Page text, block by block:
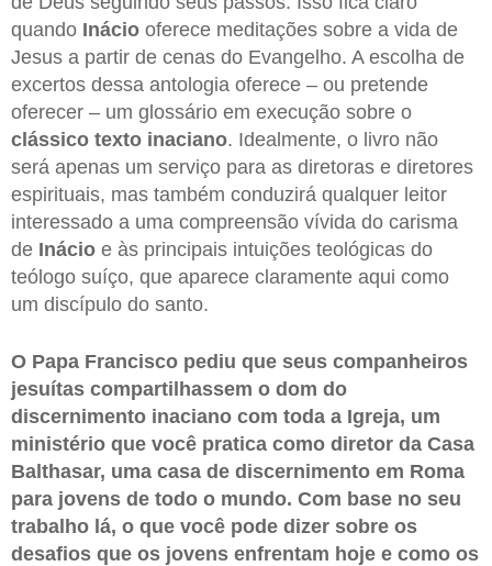
quando Inácio oferece meditações sobre a vida de
Jesus a partir de cenas do Evangelho. A escolha de
excertos dessa antologia oferece – ou pretende
oferecer – um glossário em execução sobre o
clássico texto inaciano. Idealmente, o livro não
será apenas um serviço para as diretoras e diretores
espirituais, mas também conduzirá qualquer leitor
interessado a uma compreensão vívida do carisma
de Inácio e às principais intuições teológicas do
teólogo suíço, que aparece claramente aqui como
um discípulo do santo.
O Papa Francisco pediu que seus companheiros
jesuítas compartilhassem o dom do
discernimento inaciano com toda a Igreja, um
ministério que você pratica como diretor da Casa
Balthasar, uma casa de discernimento em Roma
para jovens de todo o mundo. Com base no seu
trabalho lá, o que você pode dizer sobre os
desafios que os jovens enfrentam hoje e como os